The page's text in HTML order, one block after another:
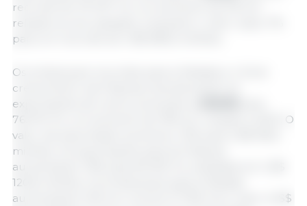
recorde de 127.237 mt, um aumento de 5% em
relação ao ano passado, enquanto o valor subiu 7%
para um recorde de US$ 380,6 milhões.
Os embarques recordes para a Malásia e o forte
crescimento nas Filipinas impulsionaram as
exportações de carne suína para a
76.579 mt, um aumento de 19% em relação a 2023. O
valor da exportação aumentou 13% para US$ 169,2
milhões. As exportações para as Filipinas
aumentaram 19% para 60.259 mt, avaliadas em US$
120,8 milhões. Os embarques para a Malásia
aumentaram 51% em volume (7.796 mt) e valor (US$